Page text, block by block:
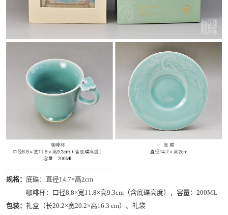
规格： 底碟：直径14.7×高2cm
咖啡杯：口径8.8×宽11.8×高9.3cm（含底碟高度），容量：200ML
包装： 礼盒（长20.2×宽20.2×高16.3 cm）、礼袋